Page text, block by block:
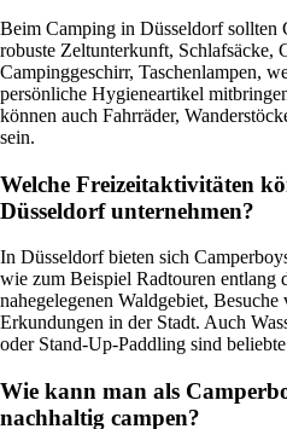
Beim Camping in Düsseldorf sollten
robuste Zeltunterkunft, Schlafsäcke,
Campinggeschirr, Taschenlampen,
persönliche Hygieneartikel
können auch Fahrräder,
sein.
Welche Freizeitaktivitäten
Düsseldorf unternehmen?
In Düsseldorf bieten sich
wie zum Beispiel Radtouren entlang
nahegelegenen Waldgebiet,
Erkundungen in der Stadt. Auch
oder Stand-Up-Paddling sind
Wie kann man als
nachhaltig campen?